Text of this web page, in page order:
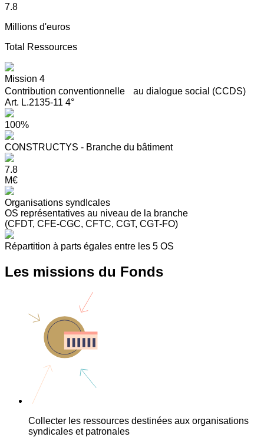
7.8
Millions d'euros
Total Ressources
Mission 4
Contribution conventionnelle au dialogue social (CCDS)
Art. L.2135-11 4°
100%
CONSTRUCTYS - Branche du bâtiment
7.8
M€
Organisations syndIcales
OS représentatives au niveau de la branche
(CFDT, CFE-CGC, CFTC, CGT, CGT-FO)
Répartition à parts égales entre les 5 OS
Les missions du Fonds
Collecter les ressources destinées aux organisations
syndicales et patronales